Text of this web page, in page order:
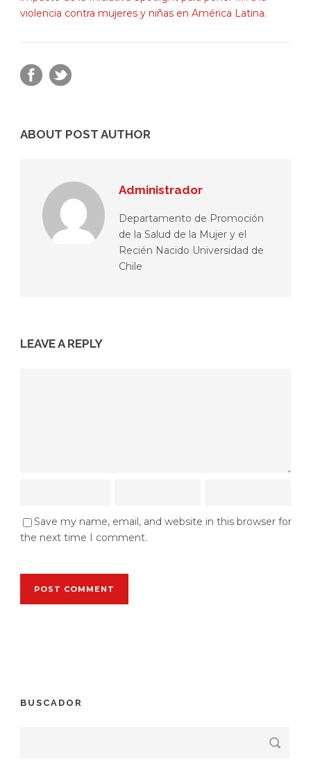
violencia contra mujeres y niñas en América Latina.
ABOUT POST AUTHOR
Administrador
Departamento de Promoción
de la Salud de la Mujer y el
Recién Nacido Universidad de
Chile
LEAVE A REPLY
Save my name, email, and website in this browser for
the next time I comment.
BUSCADOR